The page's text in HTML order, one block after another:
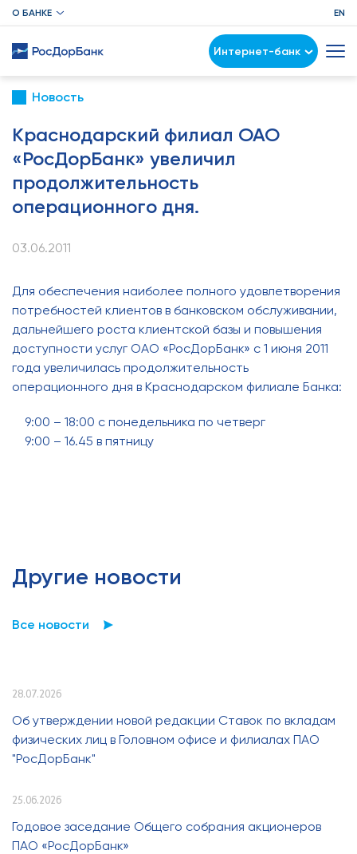
О БАНКЕ EN
Интернет-банк
Новость
Краснодарский филиал ОАО
«РосДорБанк» увеличил
продолжительность
операционного дня.
03.06.2011
Для обеспечения наиболее полного удовлетворения
потребностей клиентов в банковском обслуживании,
дальнейшего роста клиентской базы и повышения
доступности услуг ОАО «РосДорБанк» с 1 июня 2011
года увеличилась продолжительность
операционного дня в Краснодарском филиале Банка:
9:00 – 18:00 с понедельника по четверг
9:00 – 16.45 в пятницу
Другие новости
Все новости
28.07.2026
Об утверждении новой редакции Ставок по вкладам
физических лиц в Головном офисе и филиалах ПАО
"РосДорБанк"
25.06.2026
Годовое заседание Общего собрания акционеров
ПАО «РосДорБанк»